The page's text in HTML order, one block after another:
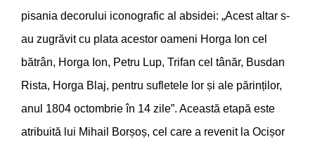
pisania decorului iconografic al absidei: „Acest altar s-
au zugrăvit cu plata acestor oameni Horga Ion cel
bătrân, Horga Ion, Petru Lup, Trifan cel tânăr, Busdan
Rista, Horga Blaj, pentru sufletele lor și ale părinților,
anul 1804 octombrie în 14 zile”. Această etapă este
atribuită lui Mihail Borșoș, cel care a revenit la Ocișor